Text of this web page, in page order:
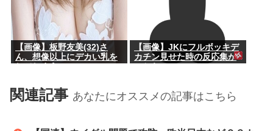
【画像】板野友美(32)さ
ん、想像以上にデカい乳を
してしまうwww
【画像】JKにフルボッキデ
カチン見せた時の反応集が
こちらww
関連記事 あなたにオススメの記事はこちら